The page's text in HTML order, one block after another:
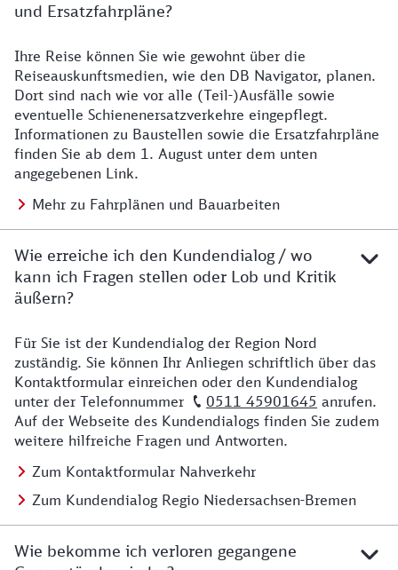
und Ersatzfahrpläne?
Details zu Baustelle
Ihre Reise können Sie wie gewohnt über die
Reiseauskunftsmedien, wie den DB Navigator, planen.
Dort sind nach wie vor alle (Teil-)Ausfälle sowie
eventuelle Schienenersatzverkehre eingepflegt.
Informationen zu Baustellen sowie die Ersatzfahrpläne
finden Sie ab dem 1. August unter dem unten
angegebenen Link.
Mehr zu Fahrplänen und Bauarbeiten
Wie erreiche ich den Kundendialog / wo
kann ich Fragen stellen oder Lob und Kritik
äußern?
Details zu Kontakt
Für Sie ist der Kundendialog der Region Nord
zuständig. Sie können Ihr Anliegen schriftlich über das
Kontaktformular einreichen oder den Kundendialog
unter der Telefonnummer
0511 45901645 anrufen.
Auf der Webseite des Kundendialogs finden Sie zudem
weitere hilfreiche Fragen und Antworten.
Zum Kontaktformular Nahverkehr
Zum Kundendialog Regio Niedersachsen-Bremen
Wie bekomme ich verloren gegangene